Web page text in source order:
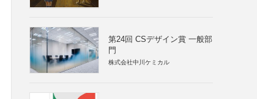
第24回 CSデザイン賞 一般部
門
株式会社中川ケミカル